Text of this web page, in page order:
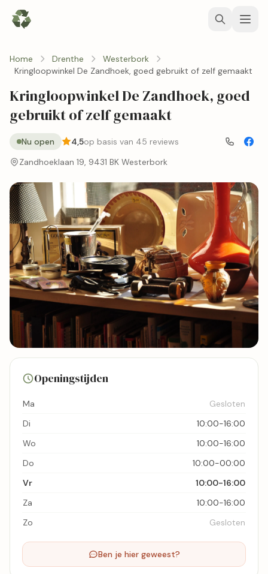
Home Drenthe
Westerbork
Kringloopwinkel De Zandhoek, goed gebruikt of zelf gemaakt
Kringloopwinkel De Zandhoek, goed
gebruikt of zelf gemaakt
Nu open 4,5op basis van 45 reviews
Zandhoeklaan 19, 9431 BK Westerbork
Bekijk kaart
Openingstijden
Ma
Gesloten
Di
10:00-16:00
Wo
10:00-16:00
Do
10:00-00:00
Vr
10:00-16:00
Za
10:00-16:00
Zo
Gesloten
Ben je hier geweest?